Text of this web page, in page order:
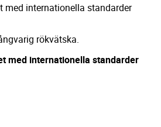
med internationella standarder
rökvätska.
med internationella standarder